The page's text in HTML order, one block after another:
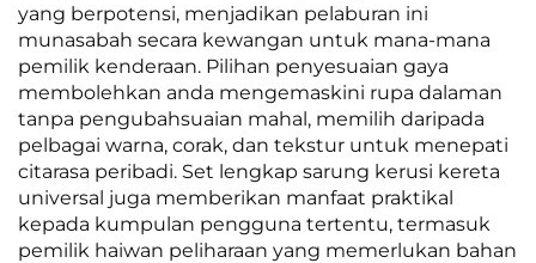
yang berpotensi, menjadikan pelaburan ini
munasabah secara kewangan untuk mana-mana
pemilik kenderaan. Pilihan penyesuaian gaya
membolehkan anda mengemaskini rupa dalaman
tanpa pengubahsuaian mahal, memilih daripada
pelbagai warna, corak, dan tekstur untuk menepati
citarasa peribadi. Set lengkap sarung kerusi kereta
universal juga memberikan manfaat praktikal
kepada kumpulan pengguna tertentu, termasuk
pemilik haiwan peliharaan yang memerlukan bahan